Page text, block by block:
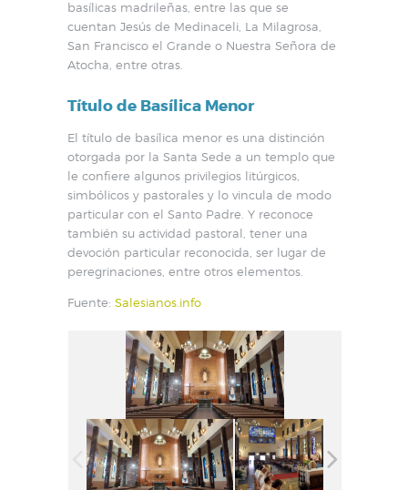
basílicas madrileñas, entre las que se
cuentan Jesús de Medinaceli, La Milagrosa,
San Francisco el Grande o Nuestra Señora de
Atocha, entre otras.
Título de Basílica Menor
El título de basílica menor es una distinción
otorgada por la Santa Sede a un templo que
le confiere algunos privilegios litúrgicos,
simbólicos y pastorales y lo vincula de modo
particular con el Santo Padre. Y reconoce
también su actividad pastoral, tener una
devoción particular reconocida, ser lugar de
peregrinaciones, entre otros elementos.
Fuente: Salesianos.info